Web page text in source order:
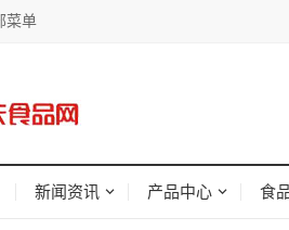
菜单
新闻资讯 产品中心 食